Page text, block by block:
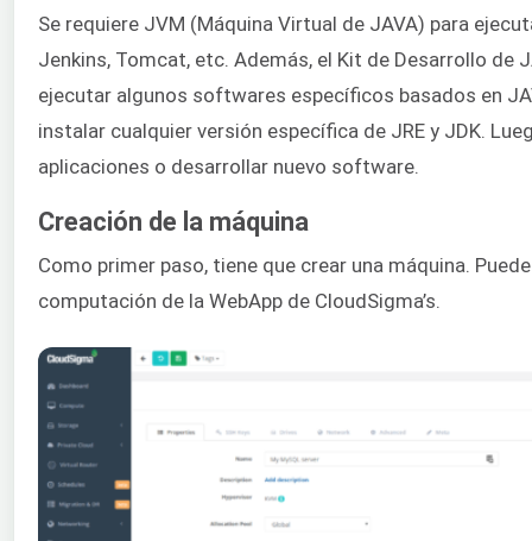
Se requiere JVM (Máquina Virtual de JAVA) para
Jenkins, Tomcat, etc. Además, el Kit de Desarrollo de
ejecutar algunos softwares específicos basados en
instalar cualquier versión específica de JRE y JDK.
aplicaciones o desarrollar nuevo software.
Creación de la máquina
Como primer paso, tiene que crear una máquina.
computación de la WebApp de CloudSigma’s.